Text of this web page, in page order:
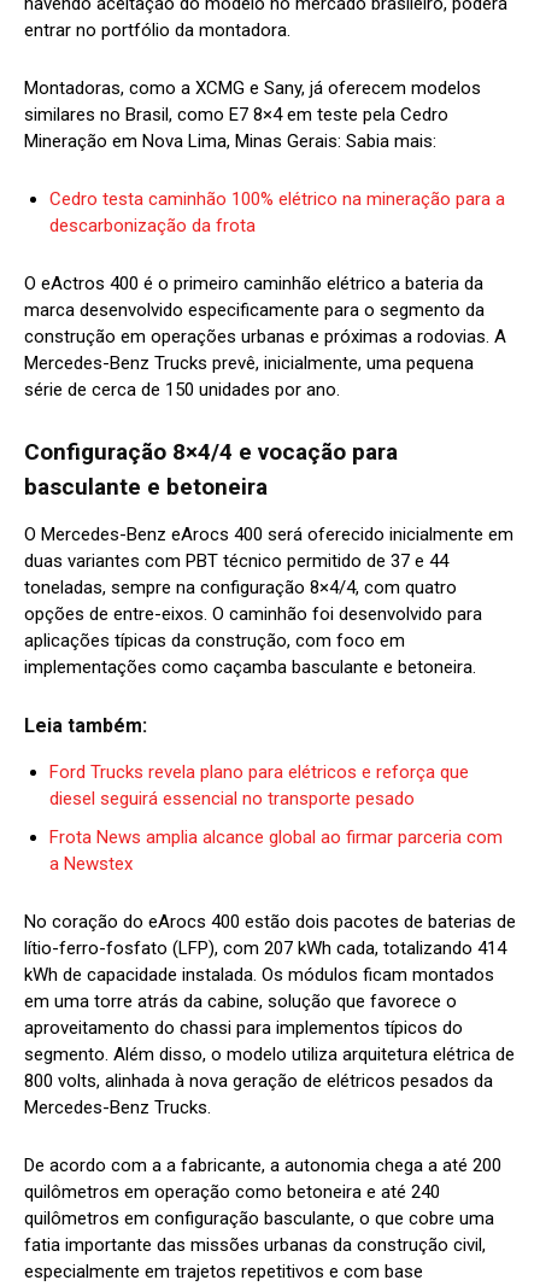
entrar no portfólio da montadora.
Montadoras, como a XCMG e Sany, já oferecem modelos
similares no Brasil, como E7 8×4 em teste pela Cedro
Mineração em Nova Lima, Minas Gerais: Sabia mais:
Cedro testa caminhão 100% elétrico na mineração para a
descarbonização da frota
O eActros 400 é o primeiro caminhão elétrico a bateria da
marca desenvolvido especificamente para o segmento da
construção em operações urbanas e próximas a rodovias. A
Mercedes-Benz Trucks prevê, inicialmente, uma pequena
série de cerca de 150 unidades por ano.
Configuração 8×4/4 e vocação para
basculante e betoneira
O Mercedes-Benz eArocs 400 será oferecido inicialmente em
duas variantes com PBT técnico permitido de 37 e 44
toneladas, sempre na configuração 8×4/4, com quatro
opções de entre-eixos. O caminhão foi desenvolvido para
aplicações típicas da construção, com foco em
implementações como caçamba basculante e betoneira.
Leia também:
Ford Trucks revela plano para elétricos e reforça que
diesel seguirá essencial no transporte pesado
Frota News amplia alcance global ao firmar parceria com
a Newstex
No coração do eArocs 400 estão dois pacotes de baterias de
lítio-ferro-fosfato (LFP), com 207 kWh cada, totalizando 414
kWh de capacidade instalada. Os módulos ficam montados
em uma torre atrás da cabine, solução que favorece o
aproveitamento do chassi para implementos típicos do
segmento. Além disso, o modelo utiliza arquitetura elétrica de
800 volts, alinhada à nova geração de elétricos pesados da
Mercedes-Benz Trucks.
De acordo com a a fabricante, a autonomia chega a até 200
quilômetros em operação como betoneira e até 240
quilômetros em configuração basculante, o que cobre uma
fatia importante das missões urbanas da construção civil,
especialmente em trajetos repetitivos e com base